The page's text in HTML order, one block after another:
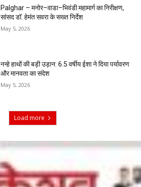
Palghar – मनोर–वाडा–भिवंडी महामार्ग का निरीक्षण,
सांसद डॉ. हेमंत सवरा के सख्त निर्देश
May 5, 2026
नन्हे हाथों की बड़ी उड़ान: 6.5 वर्षीय ईशा ने दिया पर्यावरण
और मानवता का संदेश
May 5, 2026
Load more